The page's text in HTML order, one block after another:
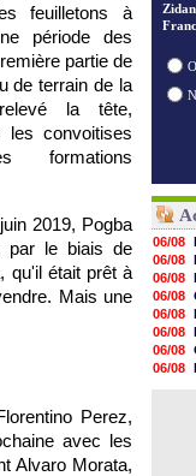
feuilletons à
période des
partie de
de terrain de la
la tête,
les convoitises
formations
2019, Pogba
par le biais de
qu'il était prêt à
Mais une
Perez,
avec les
Alvaro Morata,
06/08
06/08
06/08
06/08
06/08
06/08
06/08
06/08